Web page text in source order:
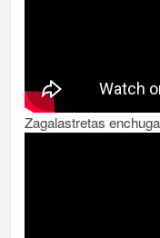
Zagalastretas